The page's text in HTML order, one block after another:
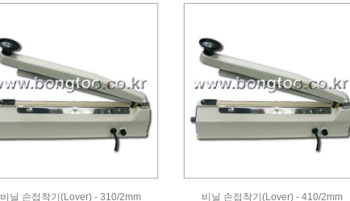
비닐 손접착기(Lover) - 310/2mm 비닐 손접착기(Lover) - 410/2mm